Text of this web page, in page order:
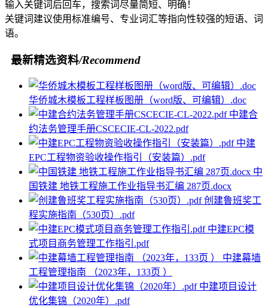
输入关键词后回车，搜索词尽量简短、明确！
关键词建议使用标准编号、专业词汇等指向性较强的短语、词
语。
最新精选资料/Recommend
华侨城木模板工程样板图册（word版、可编辑）.doc
中建合
约法务管理手册CSCECIE-CL-2022.pdf
中建
EPC工程物资验收操作指引（安装篇）.pdf
中
国铁建 地铁工程施工作业指导书汇编 287页.docx
创建鲁班奖工
程实施指南（530页）.pdf
中建EPC模
式项目商务管理工作指引.pdf
中建幕墙
工程管理指南 （2023年，133页 ）
中建项目设计
优化集锦（2020年）.pdf